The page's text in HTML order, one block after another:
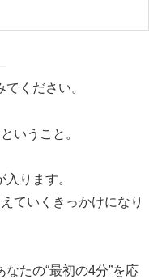
ください。
ということ。
ります。
ていくきっかけになり
たの“最初の4分”を応